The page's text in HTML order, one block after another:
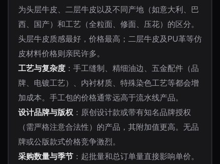
为头层牛皮、二层牛皮以及不同产地（如意大利、巴
西、国产）和工艺（全粒面、修面、压花）的区分。
头层牛皮质感最好，价格最高；二层牛皮及PU革等仿
皮材料价格则亲民许多。
工艺与复杂度 ：手工缝制、精细油边、五金配件（品
牌、电镀工艺）、内衬材质、特殊染色工艺等都会增
加成本。手工包的价格通常远高于流水线产品。
设计品牌与版权 ：原创设计款或带有知名品牌授权
（需严格注意合法性）的产品，其附加值更高。无品
牌或公版款式价格竞争激烈。
采购数量与季节 ：起批量和总订单量直接影响单价。